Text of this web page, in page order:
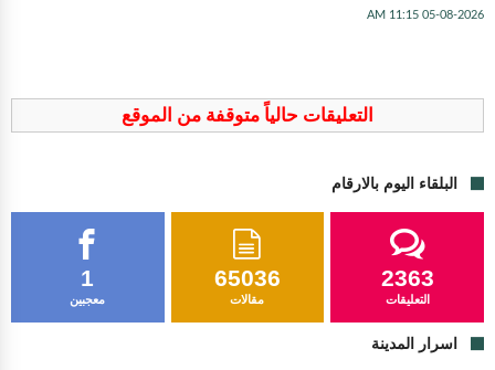
05-08-2026 11:15 AM
التعليقات حالياً متوقفة من الموقع
البلقاء اليوم بالارقام
1
معجبين
65036
مقالات
2363
التعليقات
اسرار المدينة